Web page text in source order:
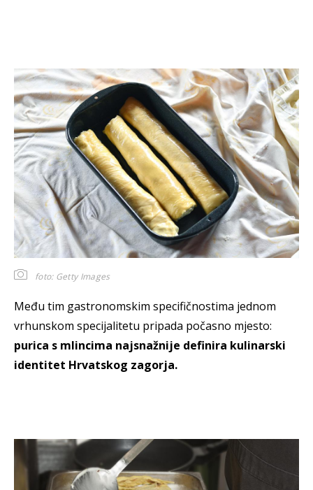
foto: Getty Images
Među tim gastronomskim specifičnostima jednom
vrhunskom specijalitetu pripada počasno mjesto:
purica s mlincima najsnažnije definira kulinarski
identitet Hrvatskog zagorja.